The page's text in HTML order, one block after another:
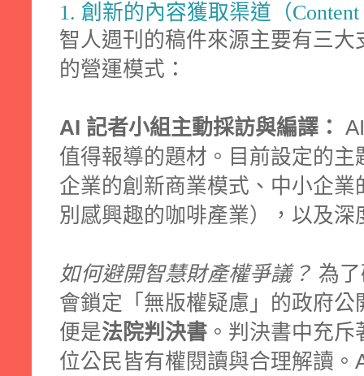
1. 創新的內容獲取渠道（
智人週刊的稿件來源主要有三
的營運模式：
AI 記者小組主動採訪與編譯：
值得報導的題材。目前設定的
企業的創新商業模式、中小企
別感興趣的咖啡產業），以及
如何避開智慧財產權爭議？ 為
會鎖定「無版權疑慮」的政府
便是法院判決書 。判決書中充
位公民皆有權閱讀與合理解讀